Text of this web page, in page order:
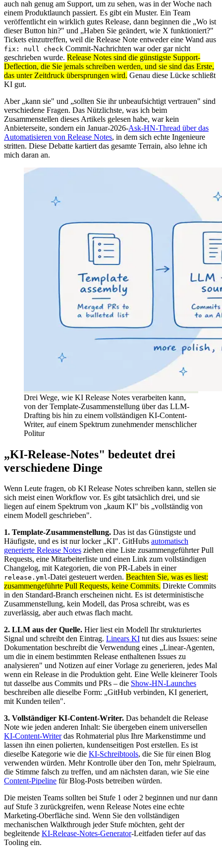
auch nah genug am Support, um zu sehen, was in der Woche nach
einem Produktlaunch passiert. Es gibt ein Muster. Ein Team
veröffentlicht ein wirklich gutes Release, dann beginnen die „Wo ist
dieser Button hin?" und „Haben Sie geändert, wie X funktioniert?"
Tickets einzutreffen, weil die Release Note entweder eine Wand aus
fix: null check Commit-Nachrichten war oder gar nicht
geschrieben wurde. Release Notes sind die günstigste Support-
Deflection, die Sie jemals schreiben werden, und sie sind das Erste,
das unter Zeitdruck übersprungen wird. Genau diese Lücke schließt
KI gut.
Aber „kann sie" und „sollten Sie ihr unbeaufsichtigt vertrauen" sind
verschiedene Fragen. Das Nützlichste, was ich beim
Zusammenstellen dieses Artikels gelesen habe, war kein
Anbieterseite, sondern ein Januar-2026-Ask-HN-Thread über das
Automatisieren von Release Notes, in dem sich echte Ingenieure
stritten. Diese Debatte kartiert das gesamte Terrain, also lehne ich
mich daran an.
Drei Wege, wie KI Release Notes verarbeiten kann,
von der Template-Zusammenstellung über das LLM-
Drafting bis hin zu einem vollständigen KI-Content-
Writer, auf einem Spektrum zunehmender menschlicher
Politur
„KI-Release-Notes" bedeutet drei
verschiedene Dinge
Wenn Leute fragen, ob KI Release Notes schreiben kann, stellen sie
sich meist einen Workflow vor. Es gibt tatsächlich drei, und sie
liegen auf einem Spektrum von „kaum KI" bis „vollständig von
einem Modell geschrieben".
1. Template-Zusammenstellung. Das ist das Günstigste und
Häufigste, und es ist nur locker „KI". GitHubs automatisch
generierte Release Notes ziehen eine Liste zusammengeführter Pull
Requests, eine Mitarbeiterliste und einen Link zum vollständigen
Changelog, mit Kategorien, die von PR-Labels in einer
release.yml-Datei gesteuert werden. Beachten Sie, was es liest:
zusammengeführte Pull Requests, keine Commits. Direkte Commits
in den Standard-Branch erscheinen nicht. Es ist deterministische
Zusammenstellung, kein Modell, das Prosa schreibt, was es
zuverlässig, aber auch etwas flach macht.
2. LLM aus der Quelle. Hier liest ein Modell Ihr strukturiertes
Signal und schreibt den Eintrag. Linears KI tut dies aus Issues: seine
Dokumentation beschreibt die Verwendung eines „Linear-Agenten,
um die in einem bestimmten Release enthaltenen Issues zu
analysieren" und Notizen auf einer Vorlage zu generieren, jedes Mal
wenn ein Release in die Produktion geht. Eine Welle kleinerer Tools
tut dasselbe aus Commits und PRs – die Show-HN-Launches
beschreiben alle dieselbe Form: „GitHub verbinden, KI generiert,
mit Kunden teilen".
3. Vollständiger KI-Content-Writer. Das behandelt die Release
Note wie jeden anderen Inhalt: Sie übergeben einem universellen
KI-Content-Writerdas Rohmaterial plus Ihre Markenstimme und
lassen ihn einen polierten, kundenseitigen Post erstellen. Es ist
dieselbe Kategorie wie die KI-Schreibtools, die Sie für einen Blog
verwenden würden. Mehr Kontrolle über den Ton, mehr Spielraum,
die Stimme falsch zu treffen, und am nächsten daran, wie Sie eine
Content-Pipeline für Blog-Posts betreiben würden.
Die meisten Teams sollten bei Stufe 1 oder 2 beginnen und nur dann
auf Stufe 3 zurückgreifen, wenn Release Notes eine echte
Marketing-Oberfläche sind. Wenn Sie den vollständigen
mechanischen Walkthrough jeder Stufe möchten, geht der
begleitende KI-Release-Notes-Generator-Leitfaden tiefer auf das
Tooling ein.